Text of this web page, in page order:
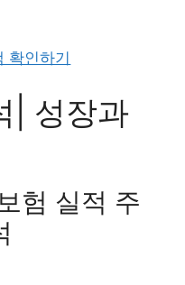
확인하기
| 성장과
험 실적 주